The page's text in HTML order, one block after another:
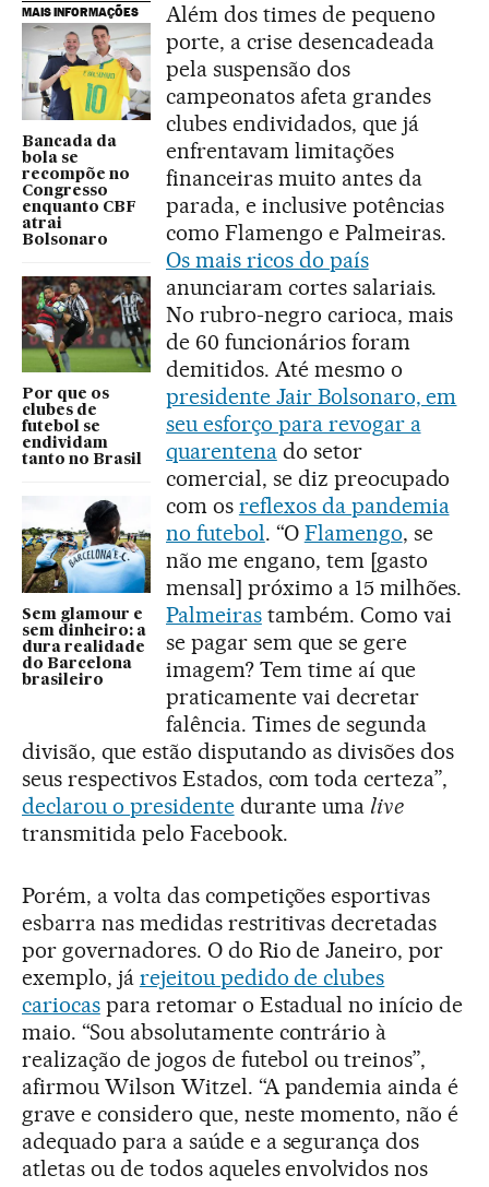
MAIS INFORMAÇÕES
Bancada da
bola se
recompõe no
Congresso
enquanto CBF
atrai
Bolsonaro
Por que os
clubes de
futebol se
endividam
tanto no Brasil
Sem glamour e
sem dinheiro: a
dura realidade
do Barcelona
brasileiro
Além dos times de pequeno
porte, a crise desencadeada
pela suspensão dos
campeonatos afeta grandes
clubes endividados, que já
enfrentavam limitações
financeiras muito antes da
parada, e inclusive potências
como Flamengo e Palmeiras.
Os mais ricos do país
anunciaram cortes salariais.
No rubro-negro carioca, mais
de 60 funcionários foram
demitidos. Até mesmo o
presidente Jair Bolsonaro, em
seu esforço para revogar a
quarentenado setor
comercial, se diz preocupado
com os reflexos da pandemia
no futebol. “O Flamengo, se
não me engano, tem [gasto
mensal] próximo a 15 milhões.
Palmeirastambém. Como vai
se pagar sem que se gere
imagem? Tem time aí que
praticamente vai decretar
falência. Times de segunda
divisão, que estão disputando as divisões dos
seus respectivos Estados, com toda certeza”,
declarou o presidentedurante uma live
transmitida pelo Facebook.
Porém, a volta das competições esportivas
esbarra nas medidas restritivas decretadas
por governadores. O do Rio de Janeiro, por
exemplo, já rejeitou pedido de clubes
cariocaspara retomar o Estadual no início de
maio. “Sou absolutamente contrário à
realização de jogos de futebol ou treinos”,
afirmou Wilson Witzel. “A pandemia ainda é
grave e considero que, neste momento, não é
adequado para a saúde e a segurança dos
atletas ou de todos aqueles envolvidos nos